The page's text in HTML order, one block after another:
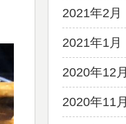
2021年2月
2021年1月
2020年12月
2020年11月